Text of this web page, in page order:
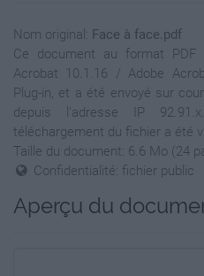
Nom original: Face à face.pdf
Ce document au format
Acrobat 10.1.16 / Adobe
Plug-in, et a été envoyé sur
depuis l'adresse IP
téléchargement du fichier a été
Taille du document: 6.6 Mo (24
Confidentialité: fichier public
Aperçu du